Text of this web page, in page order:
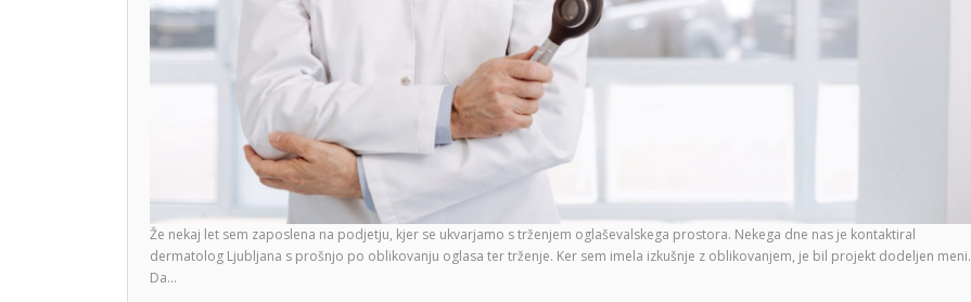
Že nekaj let sem zaposlena na podjetju, kjer se ukvarjamo s trženjem oglaševalskega prostora. Nekega dne nas je kontaktiral
dermatolog Ljubljana s prošnjo po oblikovanju oglasa ter trženje. Ker sem imela izkušnje z oblikovanjem, je bil projekt dodeljen meni.
Da…